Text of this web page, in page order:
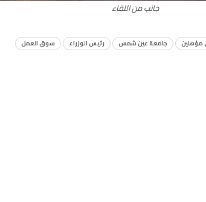
جانب من اللقاء
مؤهلين جامعة عين شمس رئيس الوزراء سوق العمل